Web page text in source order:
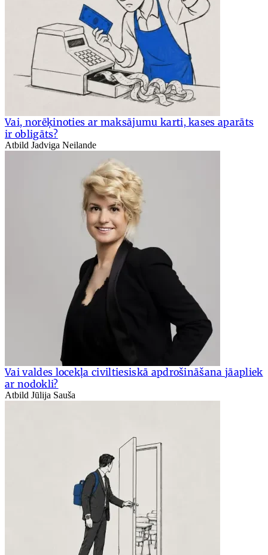
Vai, norēķinoties ar maksājumu karti, kases aparāts
ir obligāts?
Atbild Jadviga Neilande
Vai valdes locekļa civiltiesiskā apdrošināšana jāapliek
ar nodokli?
Atbild Jūlija Sauša